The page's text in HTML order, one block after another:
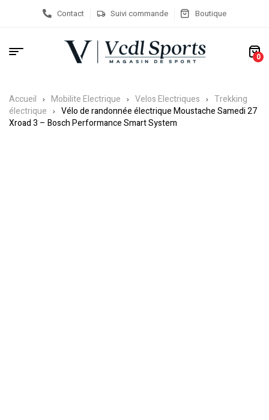
Contact Suivi commande Boutique
0
Accueil Mobilite Electrique Velos Electriques
Trekking
électrique
Vélo de randonnée électrique Moustache Samedi 27
Xroad 3 – Bosch Performance Smart System